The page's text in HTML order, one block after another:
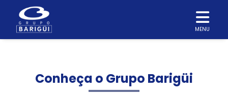
MENU
Conheça o Grupo Barigüi